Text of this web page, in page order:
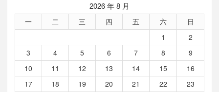
2026 年 8 月
一 二 三 四 五 六
日
1
2
3
4 5 6 7 8
9
10
11 12 13 14 15
16
17
18 19 20 21 22
23